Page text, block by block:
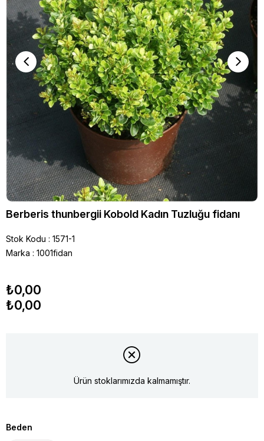
Berberis thunbergii Kobold Kadın Tuzluğu fidanı
Stok Kodu
1571-1
Marka : 1001fidan
₺0,00
₺0,00
Ürün stoklarımızda kalmamıştır.
Beden